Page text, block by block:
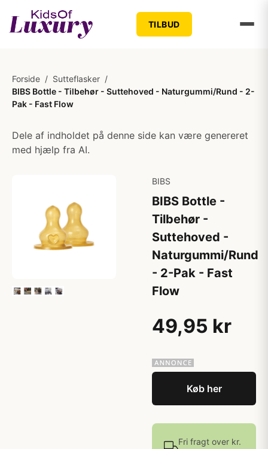
TILBUD
Forside / Sutteflasker /
BIBS Bottle - Tilbehør - Suttehoved - Naturgummi/Rund - 2-
Pak - Fast Flow
Dele af indholdet på denne side kan være genereret
med hjælp fra AI.
BIBS
BIBS Bottle -
Tilbehør -
Suttehoved -
Naturgummi/Rund
- 2-Pak - Fast
Flow
49,95 kr
Køb her
Fri fragt over kr.